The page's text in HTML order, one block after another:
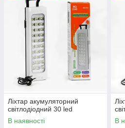
Ліхтар акумуляторний
світлодіодний 30 led
В наявності
В